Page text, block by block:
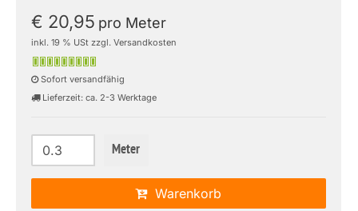
€ 20,95 pro Meter
inkl. 19 % USt zzgl. Versandkosten
Sofort versandfähig
Lieferzeit: ca. 2-3 Werktage
Meter
Warenkorb